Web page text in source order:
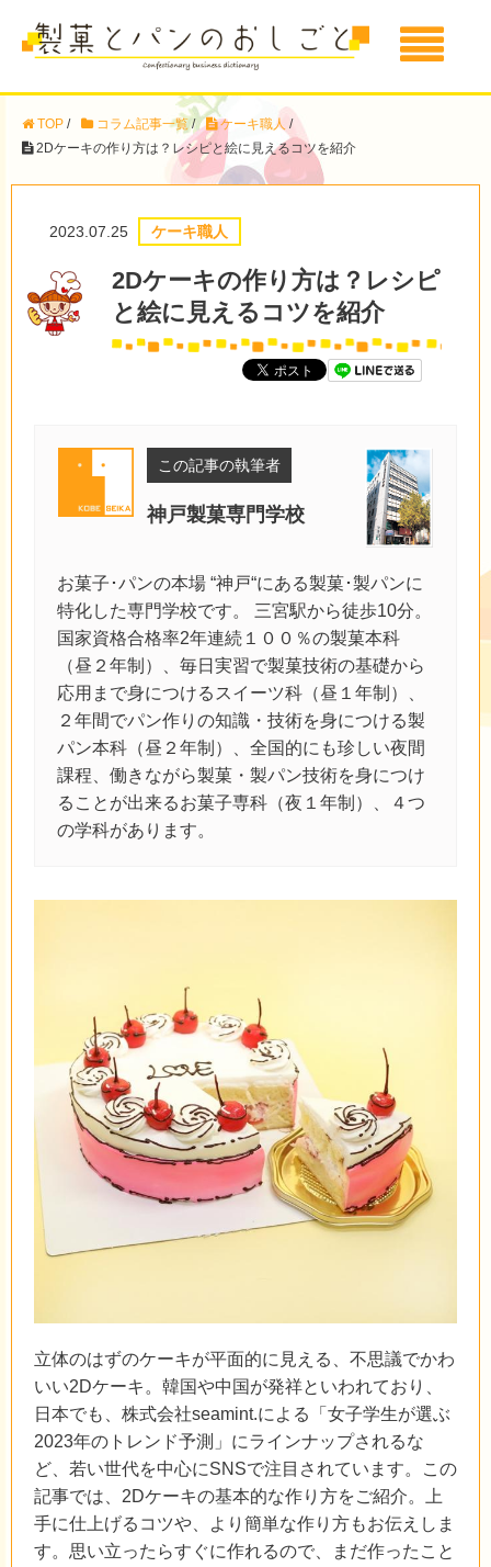
TOP / コラム記事一覧 / ケーキ職人 /
2Dケーキの作り方は？レシピと絵に見えるコツを紹介
2023.07.25 ケーキ職人
2Dケーキの作り方は？レシピ
と絵に見えるコツを紹介
この記事の執筆者
神戸製菓専門学校
お菓子･パンの本場 “神戸“にある製菓･製パンに
特化した専門学校です。 三宮駅から徒歩10分。
国家資格合格率2年連続１００％の製菓本科
（昼２年制）、毎日実習で製菓技術の基礎から
応用まで身につけるスイーツ科（昼１年制）、
２年間でパン作りの知識・技術を身につける製
パン本科（昼２年制）、全国的にも珍しい夜間
課程、働きながら製菓・製パン技術を身につけ
ることが出来るお菓子専科（夜１年制）、４つ
の学科があります。
立体のはずのケーキが平面的に見える、不思議でかわ
いい2Dケーキ。韓国や中国が発祥といわれており、
日本でも、株式会社seamint.による「女子学生が選ぶ
2023年のトレンド予測」にラインナップされるな
ど、若い世代を中心にSNSで注目されています。この
記事では、2Dケーキの基本的な作り方をご紹介。上
手に仕上げるコツや、より簡単な作り方もお伝えしま
す。思い立ったらすぐに作れるので、まだ作ったこと